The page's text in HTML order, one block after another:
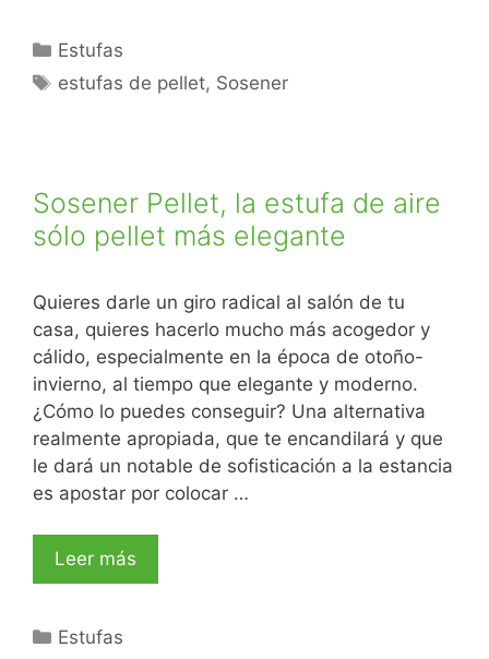
Estufas
estufas de pellet, Sosener
Sosener Pellet, la estufa de aire
sólo pellet más elegante
Quieres darle un giro radical al salón de tu
casa, quieres hacerlo mucho más acogedor y
cálido, especialmente en la época de otoño-
invierno, al tiempo que elegante y moderno.
¿Cómo lo puedes conseguir? Una alternativa
realmente apropiada, que te encandilará y que
le dará un notable de sofisticación a la estancia
es apostar por colocar …
Leer más
Estufas